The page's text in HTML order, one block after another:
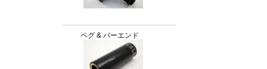
ペグ & バーエンド